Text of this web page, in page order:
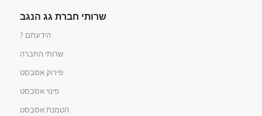
שרותי חברת גג הנגב
הידעתם ?
שרותי החברה
פירוק אסבסט
פינוי אסבסט
הטמנת אסבסט